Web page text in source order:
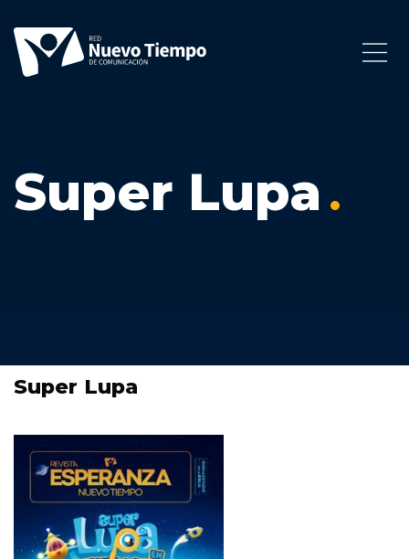
Super Lupa
Super Lupa